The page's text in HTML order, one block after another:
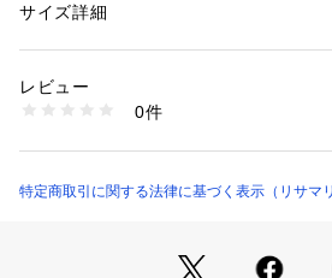
ントがゆらゆらと揺れている様子を可
えて、刺繍１つ１つを引き立たせるナ
出。ストラップにもオーナメントをイ
ロインに。心ときめく素敵なひと時を
『Side Shape（サイドシェイプ）』
性別：レディース
素材：ポリエステル・ナイロン・ポリウレタン
商品番号：
N05-64660 （ショップ）
サイズ詳細
レビュー
0件
特定商取引に関する法律に基づく表示（リサマリ